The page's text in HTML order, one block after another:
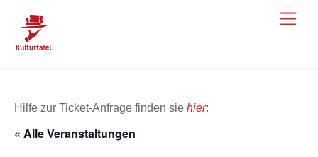
content
Hilfe zur Ticket-Anfrage finden sie hier:
« Alle Veranstaltungen